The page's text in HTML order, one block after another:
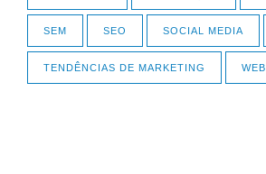
SEM SEO SOCIAL MEDIA
TENDÊNCIAS DE MARKETING WEB